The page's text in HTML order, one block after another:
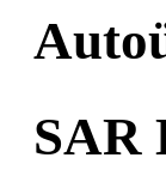
SAR